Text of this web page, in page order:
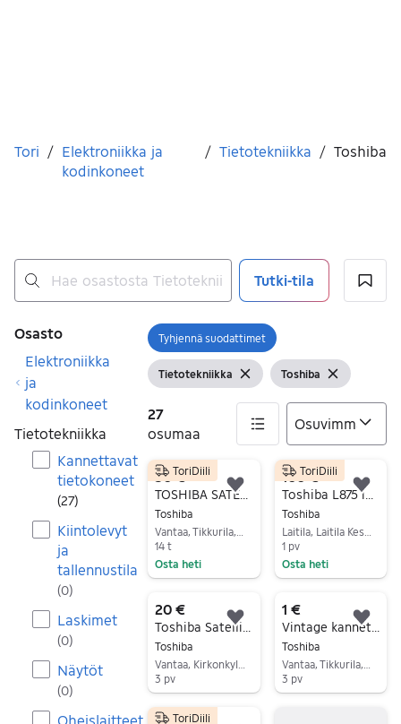
Olet tässä
Tori / Elektroniikka ja
kodinkoneet
/ Tietotekniikka / Toshiba
Tutki-tila
Suodattimet
Osasto
Elektroniikka
ja
kodinkoneet
Tietotekniikka
Kannettavat
tietokoneet
(27)
Kiintolevyt
ja
tallennustila
(0)
Laskimet
(0)
Näytöt
(0)
Oheislaitteet
Avaa suodatin
Tyhjennä suodattimet
Näytä suodattimet
Tietotekniikka Tyhjennä suodatin
Näytä suodattimet
Toshiba
Tyhjennä
27
osumaa
27 tulos(ta)
50 €
Toshiba
14 t
Osta heti
ToriDiili
Lisää suosikiksi.
100 €
Toshiba L875 i5-3230M/8GB/128 SSD/Win11/17" iso näyttö
Toshiba
1 pv
Osta heti
ToriDiili
20 €
Toshiba
3 pv
Lisää suosikiksi.
1 €
Toshiba
3 pv
ToriDiili